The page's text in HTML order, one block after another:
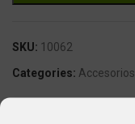
SKU: 10062
Categories: Accesorios
Marca:Fricosmos